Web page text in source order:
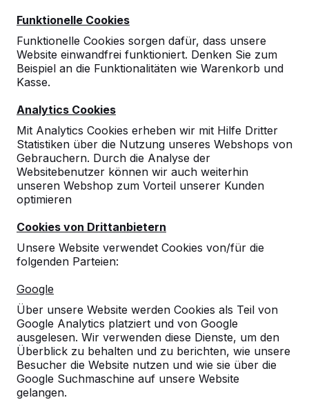
Funktionelle Cookies
Funktionelle Cookies sorgen dafür, dass unsere
Website einwandfrei funktioniert. Denken Sie zum
Beispiel an die Funktionalitäten wie Warenkorb und
Kasse.
Analytics Cookies
Mit Analytics Cookies erheben wir mit Hilfe Dritter
Statistiken über die Nutzung unseres Webshops von
Gebrauchern. Durch die Analyse der
Websitebenutzer können wir auch weiterhin
unseren Webshop zum Vorteil unserer Kunden
optimieren
Cookies von Drittanbietern
Unsere Website verwendet Cookies von/für die
folgenden Parteien:
Google
Über unsere Website werden Cookies als Teil von
Google Analytics platziert und von Google
ausgelesen. Wir verwenden diese Dienste, um den
Überblick zu behalten und zu berichten, wie unsere
Besucher die Website nutzen und wie sie über die
Google Suchmaschine auf unsere Website
gelangen.
9
verlässlich durchgeführt worden. Die Artikel
sind in einem sehr guten Zustand.
Vielen Dank für die wieder schnelle und
vertrauensvolle Abwicklung.
Jürgen Steffensen
29-08-2024